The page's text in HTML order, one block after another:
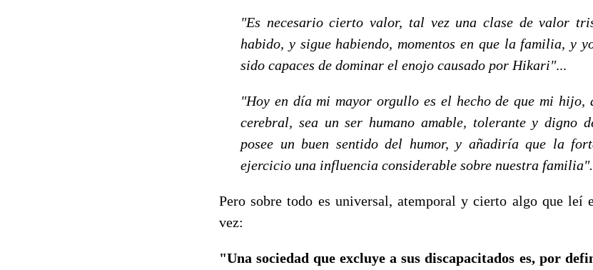
"Es necesario cierto valor, tal vez una clase de valor
habido, y sigue habiendo, momentos en que la familia, y
sido capaces de dominar el enojo causado por Hikari"...
"Hoy en día mi mayor orgullo es el hecho de que mi hijo,
cerebral, sea un ser humano amable, tolerante y digno
posee un buen sentido del humor, y añadiría que la
ejercicio una influencia considerable sobre nuestra familia".
Pero sobre todo es universal, atemporal y cierto algo que leí
vez:
"Una sociedad que excluye a sus discapacitados es, por